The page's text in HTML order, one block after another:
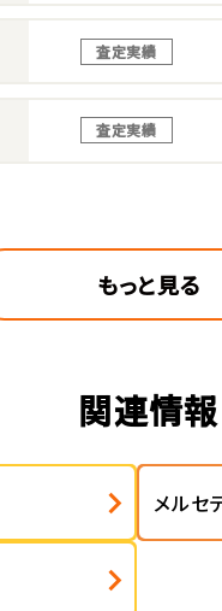
査定実績
査定実績
もっと見る
関連情報
メルセ